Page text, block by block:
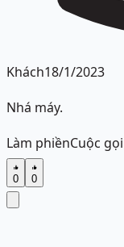
Khách18/1/2023
Nhá máy.
Làm phiềnCuộc
0 0